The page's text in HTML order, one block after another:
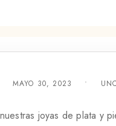
MAYO 30, 2023
joyas de plata y